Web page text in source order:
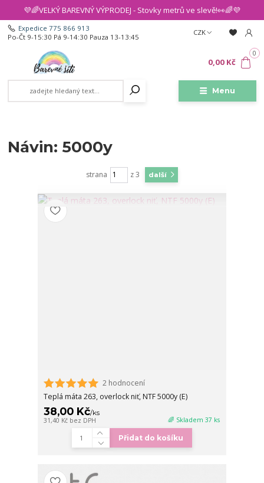
💜🌈VELKÝ BAREVNÝ VÝPRODEJ - Stovky metrů ve slevě!👀🌈💜
Menu
CZK
Expedice 775 866 913
Po-Čt 9-15:30 Pá 9-14:30 Pauza 13-13:45
0
0,00 Kč
Návin: 5000y
strana z 3 další
2 hodnocení
Teplá máta 263, overlock niť, NTF 5000y (E)
38,00 Kč/ks
31,40 Kč bez DPH 🌈 Skladem 37 ks
Přidat do košíku